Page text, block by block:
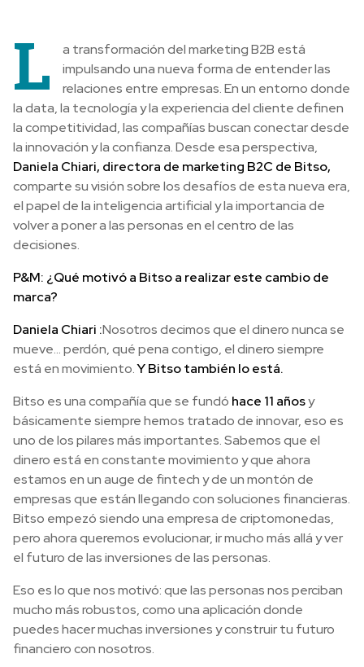
L
a transformación del marketing B2B está
impulsando una nueva forma de entender las
relaciones entre empresas. En un entorno donde
la data, la tecnología y la experiencia del cliente definen
la competitividad, las compañías buscan conectar desde
la innovación y la confianza. Desde esa perspectiva,
Daniela Chiari, directora de marketing B2C de Bitso,
comparte su visión sobre los desafíos de esta nueva era,
el papel de la inteligencia artificial y la importancia de
volver a poner a las personas en el centro de las
decisiones.
P&M: ¿Qué motivó a Bitso a realizar este cambio de
marca?
Daniela Chiari :Nosotros decimos que el dinero nunca se
mueve… perdón, qué pena contigo, el dinero siempre
está en movimiento.Y Bitso también lo está.
Bitso es una compañía que se fundó hace 11 añosy
básicamente siempre hemos tratado de innovar, eso es
uno de los pilares más importantes. Sabemos que el
dinero está en constante movimiento y que ahora
estamos en un auge de fintech y de un montón de
empresas que están llegando con soluciones financieras.
Bitso empezó siendo una empresa de criptomonedas,
pero ahora queremos evolucionar, ir mucho más allá y ver
el futuro de las inversiones de las personas.
Eso es lo que nos motivó: que las personas nos perciban
mucho más robustos, como una aplicación donde
puedes hacer muchas inversiones y construir tu futuro
financiero con nosotros.